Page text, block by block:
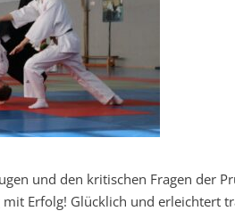
und den kritischen Fragen der
Erfolg! Glücklich und erleichtert